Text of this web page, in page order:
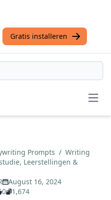
Gratis installeren
Prompts / Writing
Leerstellingen &
August 16, 2024
0 1,674